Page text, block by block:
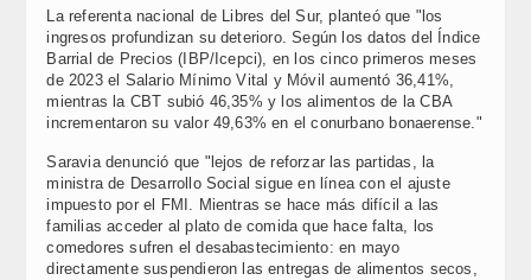
La referenta nacional de Libres del Sur, planteó que "los
ingresos profundizan su deterioro. Según los datos del Índice
Barrial de Precios (IBP/Icepci), en los cinco primeros meses
de 2023 el Salario Mínimo Vital y Móvil aumentó 36,41%,
mientras la CBT subió 46,35% y los alimentos de la CBA
incrementaron su valor 49,63% en el conurbano bonaerense."
Saravia denunció que "lejos de reforzar las partidas, la
ministra de Desarrollo Social sigue en línea con el ajuste
impuesto por el FMI. Mientras se hace más difícil a las
familias acceder al plato de comida que hace falta, los
comedores sufren el desabastecimiento: en mayo
directamente suspendieron las entregas de alimentos secos,